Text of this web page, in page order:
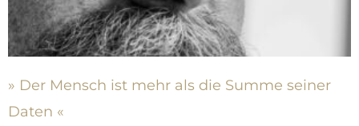
» Der Mensch ist mehr als die Summe seiner
Daten «